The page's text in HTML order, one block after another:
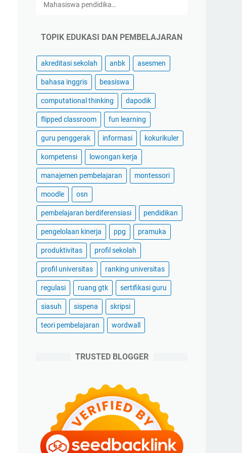
Mahasiswa pendidika…
TOPIK EDUKASI DAN PEMBELAJARAN
akreditasi sekolah anbk asesmen
bahasa inggris beasiswa
computational thinking dapodik
flipped classroom fun learning
guru penggerak informasi kokurikuler
kompetensi lowongan kerja
manajemen pembelajaran montessori
moodle osn
pembelajaran berdiferensiasi pendidikan
pengelolaan kinerja ppg pramuka
produktivitas profil sekolah
profil universitas ranking universitas
regulasi ruang gtk sertifikasi guru
siasuh sispena skripsi
teori pembelajaran wordwall
TRUSTED BLOGGER